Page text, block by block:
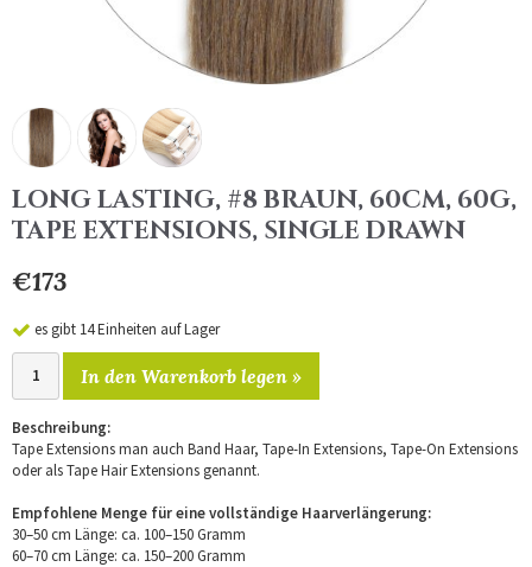
LONG LASTING, #8 BRAUN, 60CM, 60G,
TAPE EXTENSIONS, SINGLE DRAWN
€173
es gibt 14 Einheiten auf Lager
In den Warenkorb legen »
Beschreibung:
Tape Extensions man auch Band Haar, Tape-In Extensions, Tape-On Extensions
oder als Tape Hair Extensions genannt.
Empfohlene Menge für eine vollständige Haarverlängerung:
30–50 cm Länge: ca. 100–150 Gramm
60–70 cm Länge: ca. 150–200 Gramm